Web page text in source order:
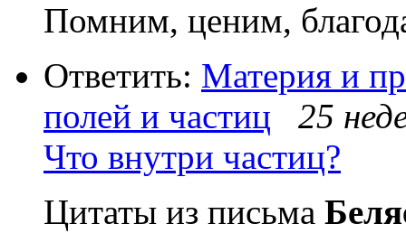
Помним, ценим,
Ответить: Материя и
полей и частиц
25
Что внутри частиц?
Цитаты из письма